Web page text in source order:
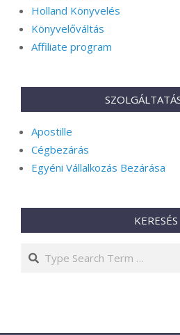
Holland Könyvelés
Könyvelőváltás
Affiliate program
Apostille
Cégbezárás
Egyéni Vállalkozás Bezárása
KERESÉS
Search